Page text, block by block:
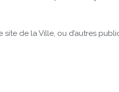
de la Ville, ou d’autres